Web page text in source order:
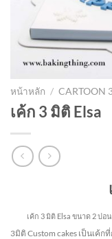
หน้าหลัก / CARTOON
เค้ก 3 มิติ Elsa
เค้ก 3 มิติ Elsa ขนาด 2 ปอ
3มิติ Custom cakes เป็นเค้